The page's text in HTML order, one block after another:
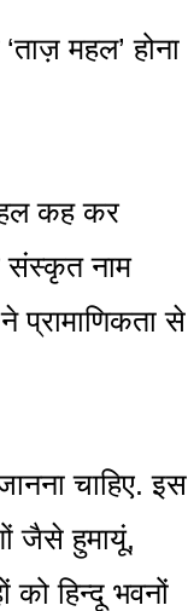
महल’ होना
कह कर
संस्कृत नाम
प्रामाणिकता से
चाहिए. इस
जैसे हुमायूं,
हिन्दू भवनों